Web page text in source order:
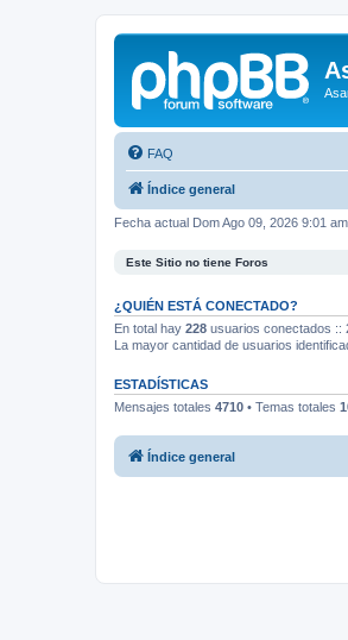
FAQ
Índice general
Fecha actual Dom Ago 09, 2026 9:01 am
Este Sitio no tiene Foros
¿QUIÉN ESTÁ CONECTADO?
En total hay 228 usuarios conectados ::
La mayor cantidad de usuarios
ESTADÍSTICAS
Mensajes totales 4710 • Temas totales
Índice general